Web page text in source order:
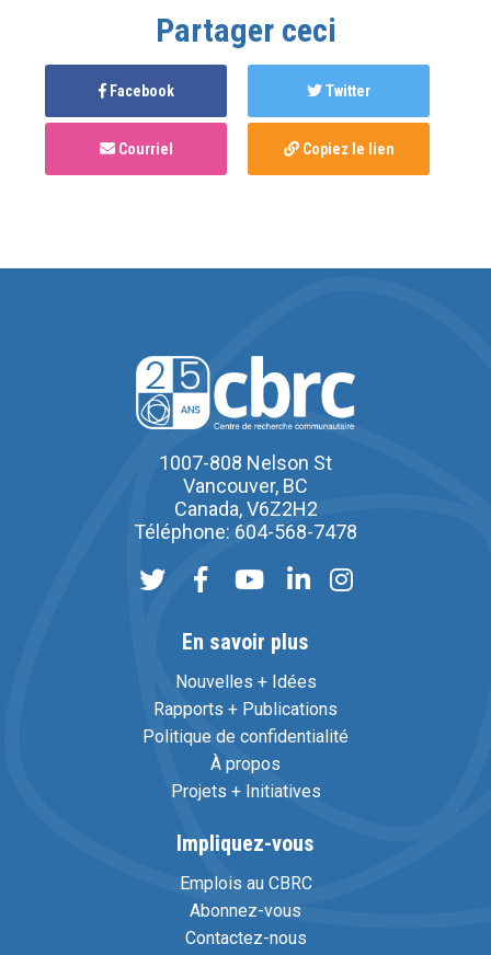
Partager ceci
Facebook Twitter
Courriel Copiez le lien
1007-808 Nelson St
Vancouver, BC
Canada, V6Z2H2
Téléphone: 604-568-7478
En savoir plus
Nouvelles + Idées
Rapports + Publications
Politique de confidentialité
À propos
Projets + Initiatives
Impliquez-vous
Emplois au CBRC
Abonnez-vous
Contactez-nous